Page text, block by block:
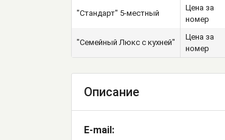
"Стандарт" 5-местный
Цена за
номер
"Семейный Люкс с кухней"
Цена за
номер
Описание
E-mail: